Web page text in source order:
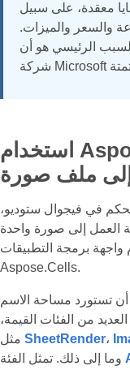
معقدة، على سبيل
والسعر والميزات.
الرئيسي هو أن
استخدام Aspose.Cells لتحويل ورقة
إلى ملف صورة
في فيجوال ستوديو،
العمل إلى صورة واحدة
برمجة التطبيقات
Aspose.Cells.
من الفئات القيمة،
SheetRender،